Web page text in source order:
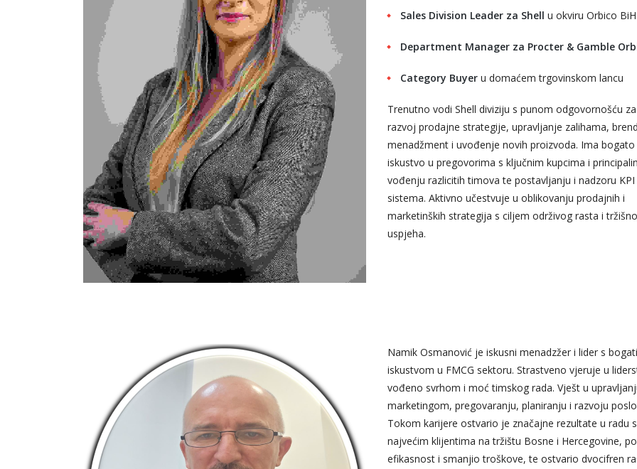
Sales Division Leader za Shell u okviru Orbico BiH
Department Manager za Procter & Gamble
Category Buyeru domaćem trgovinskom lancu
Trenutno vodi Shell diviziju s punom odgovornošću
razvoj prodajne strategije, upravljanje zalihama, brend
menadžment i uvođenje novih proizvoda. Ima bogato
iskustvo u pregovorima s ključnim kupcima i
vođenju razlicitih timova te postavljanju i nadzoru KPI
sistema. Aktivno učestvuje u oblikovanju prodajnih i
marketinških strategija s ciljem održivog rasta i
uspjeha.
Namik Osmanović je iskusni menadzžer i lider s
iskustvom u FMCG sektoru. Strastveno vjeruje u
vođeno svrhom i moć timskog rada. Vješt u
marketingom, pregovaranju, planiranju i razvoju
Tokom karijere ostvario je značajne rezultate u radu s
najvećim klijentima na tržištu Bosne i Hercegovine,
efikasnost i smanjio troškove, te ostvario dvocifren